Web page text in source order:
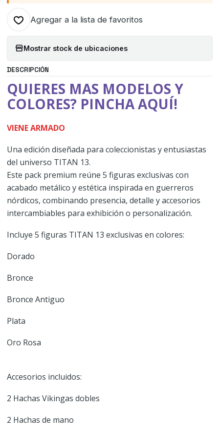
Agregar a la lista de favoritos
Mostrar stock de ubicaciones
DESCRIPCIÓN
QUIERES MAS MODELOS Y
COLORES? PINCHA AQUÍ!
VIENE ARMADO
Una edición diseñada para coleccionistas y entusiastas
del universo TITAN 13.
Este pack premium reúne 5 figuras exclusivas con
acabado metálico y estética inspirada en guerreros
nórdicos, combinando presencia, detalle y accesorios
intercambiables para exhibición o personalización.
Incluye 5 figuras TITAN 13 exclusivas en colores:
Dorado
Bronce
Bronce Antiguo
Plata
Oro Rosa
Accesorios incluidos:
2 Hachas Vikingas dobles
2 Hachas de mano